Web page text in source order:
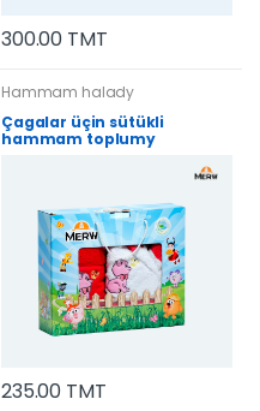
300.00 TMT
Hammam halady
Çagalar üçin sütükli
hammam toplumy
235.00 TMT